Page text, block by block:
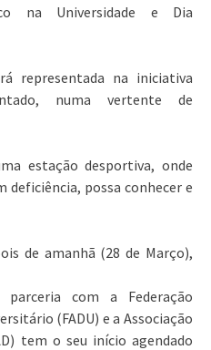
na Universidade e Dia
representada na iniciativa
numa vertente de
estação desportiva, onde
deficiência, possa conhecer e
de amanhã (28 de Março),
com a Federação
(FADU) e a Associação
tem o seu início agendado